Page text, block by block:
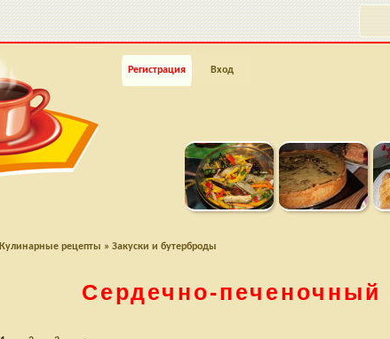
Регистрация Вход
Кулинарные рецепты » Закуски и бутерброды
Сердечно-печеночный